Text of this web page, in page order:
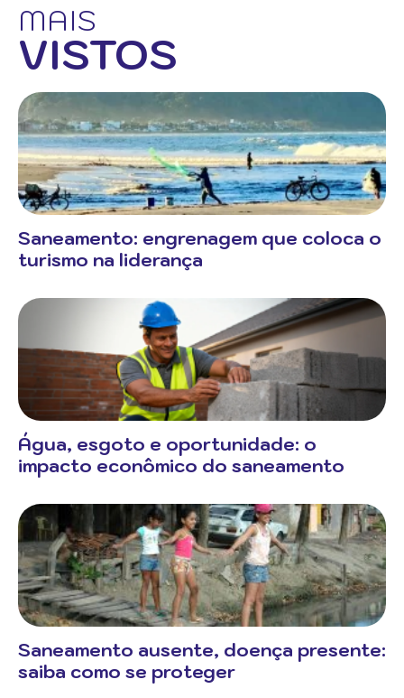
MAIS
VISTOS
Saneamento: engrenagem que coloca o
turismo na liderança
Água, esgoto e oportunidade: o
impacto econômico do saneamento
Saneamento ausente, doença presente:
saiba como se proteger